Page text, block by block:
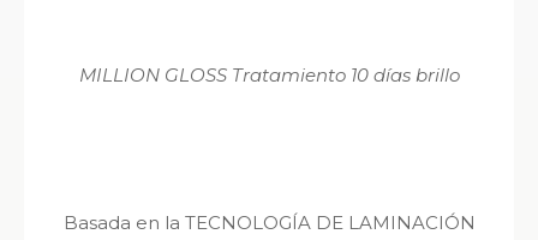
MILLION GLOSS Tratamiento 10 días brillo
Basada en la TECNOLOGÍA DE LAMINACIÓN